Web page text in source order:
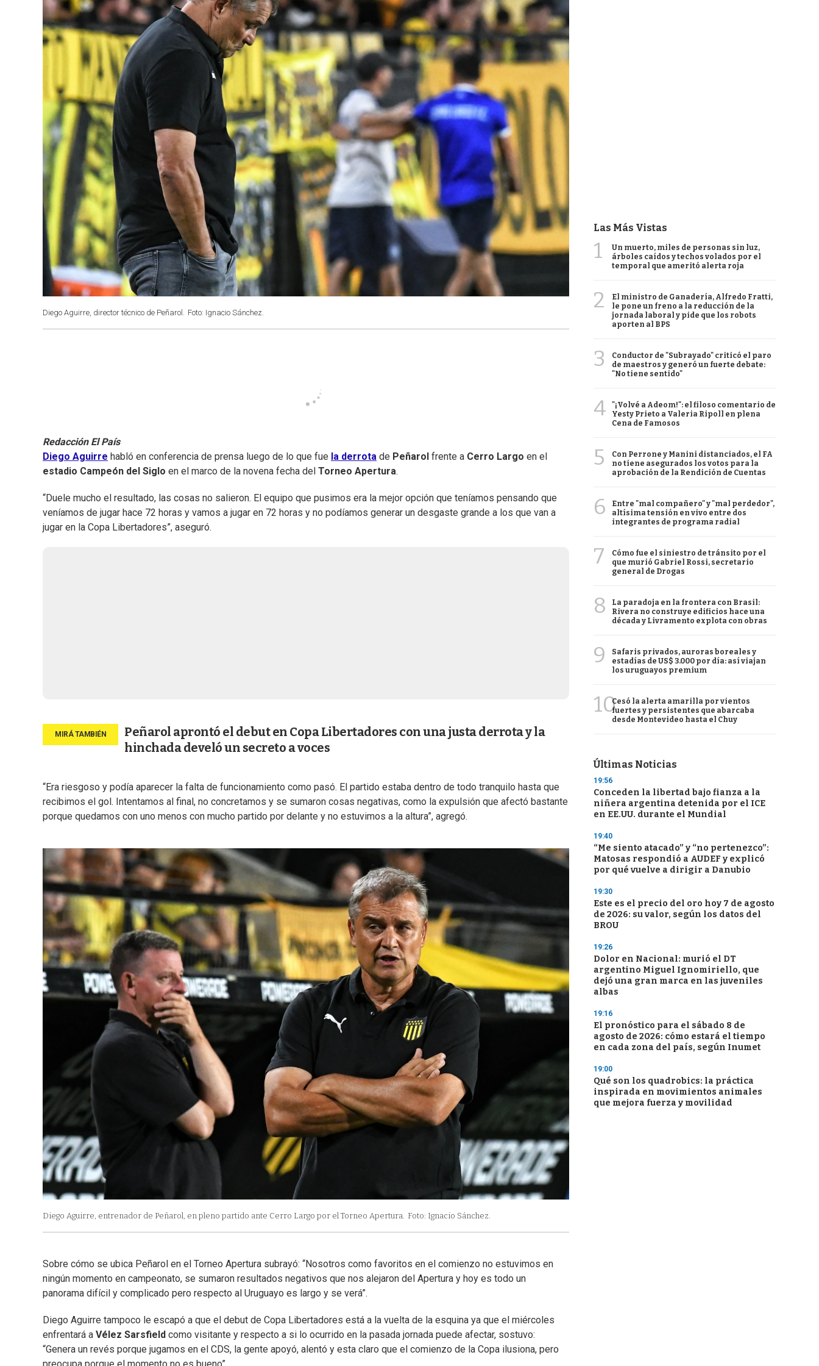
Diego Aguirre, director técnico de Peñarol. Foto: Ignacio Sánchez.
Redacción El País
Diego Aguirre habló en conferencia de prensa luego de lo que fue la derrota de Peñarol frente a Cerro Largo en el
estadio Campeón del Siglo en el marco de la novena fecha del Torneo Apertura.
“Duele mucho el resultado, las cosas no salieron. El equipo que pusimos era la mejor opción que teníamos pensando que
veníamos de jugar hace 72 horas y vamos a jugar en 72 horas y no podíamos generar un desgaste grande a los que van a
jugar en la Copa Libertadores”, aseguró.
Peñarol aprontó el debut en Copa Libertadores con una justa derrota y la
hinchada develó un secreto a voces
“Era riesgoso y podía aparecer la falta de funcionamiento como pasó. El partido estaba dentro de todo tranquilo hasta que
recibimos el gol. Intentamos al final, no concretamos y se sumaron cosas negativas, como la expulsión que afectó bastante
porque quedamos con uno menos con mucho partido por delante y no estuvimos a la altura”, agregó.
Diego Aguirre, entrenador de Peñarol, en pleno partido ante Cerro Largo por el Torneo Apertura. Foto: Ignacio Sánchez.
Sobre cómo se ubica Peñarol en el Torneo Apertura subrayó: “Nosotros como favoritos en el comienzo no estuvimos en
ningún momento en campeonato, se sumaron resultados negativos que nos alejaron del Apertura y hoy es todo un
panorama difícil y complicado pero respecto al Uruguayo es largo y se verá”.
Diego Aguirre tampoco le escapó a que el debut de Copa Libertadores está a la vuelta de la esquina ya que el miércoles
enfrentará a Vélez Sarsfield como visitante y respecto a si lo ocurrido en la pasada jornada puede afectar, sostuvo:
“Genera un revés porque jugamos en el CDS, la gente apoyó, alentó y esta claro que el comienzo de la Copa ilusiona, pero
preocupa porque el momento no es bueno”.
Las Más Vistas
1
Un muerto, miles de personas sin luz,
árboles caídos y techos volados por el
temporal que ameritó alerta roja
2
El ministro de Ganadería, Alfredo Fratti,
le pone un freno a la reducción de la
jornada laboral y pide que los robots
aporten al BPS
3
Conductor de "Subrayado" criticó el paro
de maestros y generó un fuerte debate:
"No tiene sentido"
4
"¡Volvé a Adeom!": el filoso comentario de
Yesty Prieto a Valeria Ripoll en plena
Cena de Famosos
5
Con Perrone y Manini distanciados, el FA
no tiene asegurados los votos para la
aprobación de la Rendición de Cuentas
6
Entre "mal compañero" y "mal perdedor",
altísima tensión en vivo entre dos
integrantes de programa radial
7
Cómo fue el siniestro de tránsito por el
que murió Gabriel Rossi, secretario
general de Drogas
8
La paradoja en la frontera con Brasil:
Rivera no construye edificios hace una
década y Livramento explota con obras
9
Safaris privados, auroras boreales y
estadías de US$ 3.000 por día: así viajan
los uruguayos premium
10Cesó la alerta amarilla por vientos
fuertes y persistentes que abarcaba
desde Montevideo hasta el Chuy
Últimas Noticias
19:56
Conceden la libertad bajo fianza a la
niñera argentina detenida por el ICE
en EE.UU. durante el Mundial
19:40
“Me siento atacado” y “no pertenezco”:
Matosas respondió a AUDEF y explicó
por qué vuelve a dirigir a Danubio
19:30
Este es el precio del oro hoy 7 de agosto
de 2026: su valor, según los datos del
BROU
19:26
Dolor en Nacional: murió el DT
argentino Miguel Ignomiriello, que
dejó una gran marca en las juveniles
albas
19:16
El pronóstico para el sábado 8 de
agosto de 2026: cómo estará el tiempo
en cada zona del país, según Inumet
19:00
Qué son los quadrobics: la práctica
inspirada en movimientos animales
que mejora fuerza y movilidad